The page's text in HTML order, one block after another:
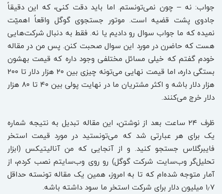
جواب: نه – چون نمی‌تونستم. اما باید دقت کنی، که این دقیقاً
جادوی پشت قضیه است. موتور جستجوی گوگل واقعاً اهمیّت
نمیده که ما جواب سوال رو دادیم یا نه. فقط به دنبال شرکت‌هایی
هست که حاضرن در مورد این سوال صحبت کنن. پس من در مقاله
خودم گفتم که خیلی مسائل مختلفی وجود داره که قیمت بهشون
بستگی داره، اما قیمت نهایی می‌تونه چیزی بین ۲۰ هزار دلار تا ۲۰۰
هزار دلار باشه و اکثر مشتریان ما در نهایت پولی بین ۴۰ تا ۸۰ هزار
دلار خرج می‌کنند.
ظرف ۲۴ ساعت بعد از نوشتن، این مقاله تبدیل به نتیجه شماره
یک برای هر عبارتی شد که می‌تونستید در مورد قیمت استخر
فایبرگلاس جستجو کنید. و از آنجایی که من آنالیتیکس (ابزار
تحلیل‌گر وب‌سایت شرکت گوگل) رو روی وب‌سایتم نصب کردم، از
آمار متوجه شده‌ام که تا به امروز، همین یک مقاله تونسته حداقل
۱٫۷ میلیون دلار برای شرکت استخر ما سود داشته باشه.